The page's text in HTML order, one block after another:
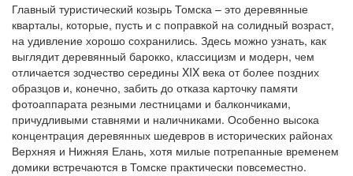
Главный туристический козырь Томска – это деревянные
кварталы, которые, пусть и с поправкой на солидный возраст,
на удивление хорошо сохранились. Здесь можно узнать, как
выглядит деревянный барокко, классицизм и модерн, чем
отличается зодчество середины XIX века от более поздних
образцов и, конечно, забить до отказа карточку памяти
фотоаппарата резными лестницами и балкончиками,
причудливыми ставнями и наличниками. Особенно высока
концентрация деревянных шедевров в исторических районах
Верхняя и Нижняя Елань, хотя милые потрепанные временем
домики встречаются в Томске практически повсеместно.